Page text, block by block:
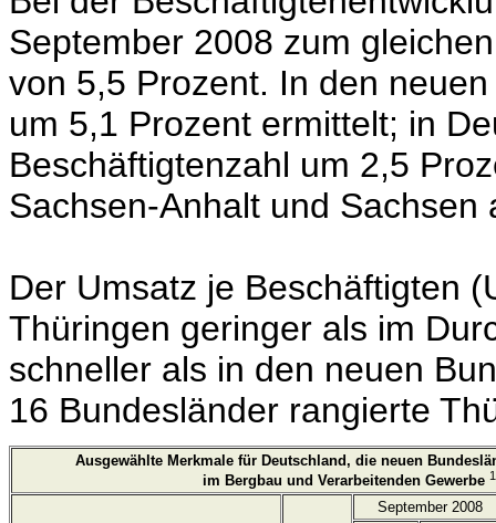
September 2008 zum
von 5,5 Prozent. In den
um 5,1 Prozent ermittelt; in
Beschäftigtenzahl um 2,5
Sachsen-Anhalt und
Der Umsatz je Beschäftigten
Thüringen geringer als im
schneller als in den neuen
16 Bundesländer rangierte
Ausgewählte Merkmale für Deutschland, die neuen
im Bergbau und Verarbeitenden Gewerbe
September 2008